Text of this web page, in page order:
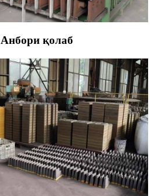
Анбори қолаб